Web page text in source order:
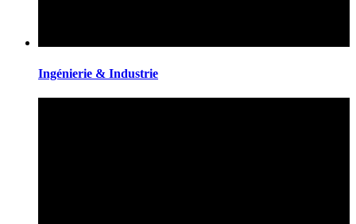
Ingénierie & Industrie